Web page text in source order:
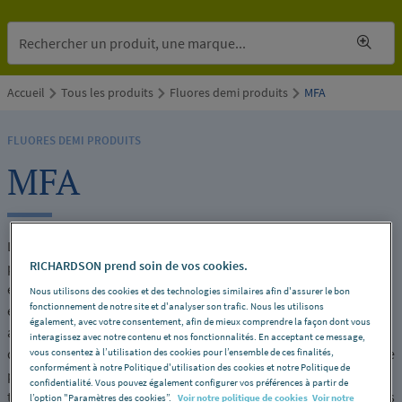
Accueil Tous les produits Fluores demi produits MFA
FLUORES DEMI PRODUITS
MFA
Le MFA (Perfluoroalkoxy modifié) est un fluoropolymère hautes
performances, reconnu pour sa résistance chimique
exceptionnelle, sa tenue aux hautes températures et son
excellente stabilité dimensionnelle. Il est particulièrement
adapté aux environnements industriels exigeants où fiabilité et
durabilité sont essentielles. Le MFA est disponible sous forme de
plaques, tubes et joncs, permettant la fabrication de pièces
techniques, de composants de protection et d’éléments destinés
RICHARDSON prend soin de vos cookies.
Nous utilisons des cookies et des technologies similaires afin d'assurer le bon
fonctionnement de notre site et d'analyser son trafic. Nous les utilisons
également, avec votre consentement, afin de mieux comprendre la façon dont vous
interagissez avec notre contenu et nos fonctionnalités. En acceptant ce message,
vous consentez à l’utilisation des cookies pour l’ensemble de ces finalités,
conformément à notre Politique d'utilisation des cookies et notre Politique de
confidentialité. Vous pouvez également configurer vos préférences à partir de
l’option "Paramètres des cookies”.
Voir notre politique de cookies Voir notre